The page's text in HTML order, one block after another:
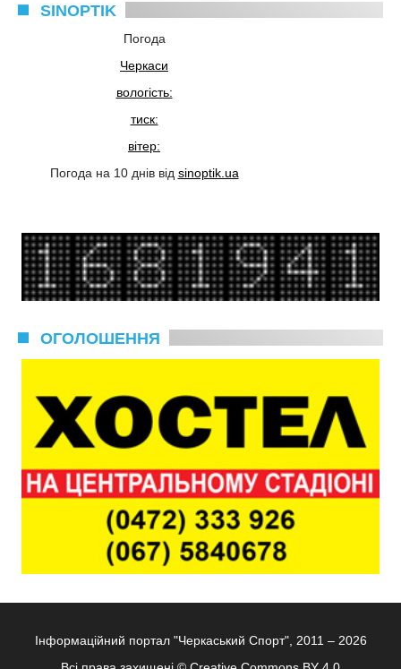
SINOPTIK
Погода
Черкаси
вологість:
тиск:
вітер:
Погода на 10 днів від sinoptik.ua
ОГОЛОШЕННЯ
Інформаційний портал "Черкаський Спорт", 2011 – 2026